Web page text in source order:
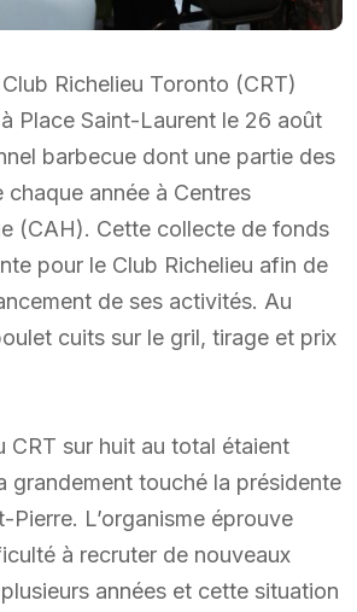
Richelieu Toronto (CRT)
Place Saint-Laurent le 26 août
barbecue dont une partie des
année à Centres
(CAH). Cette collecte de fonds
pour le Club Richelieu afin de
de ses activités. Au
cuits sur le gril, tirage et prix
CRT sur huit au total étaient
grandement touché la présidente
Pierre. L’organisme éprouve
à recruter de nouveaux
années et cette situation